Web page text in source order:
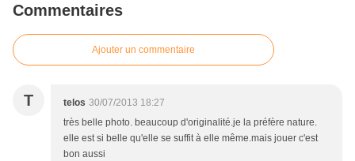
Commentaires
Ajouter un commentaire
T telos 30/07/2013 18:27
très belle photo. beaucoup d'originalité.je la préfère nature.
elle est si belle qu'elle se suffit à elle même.mais jouer c'est
bon aussi